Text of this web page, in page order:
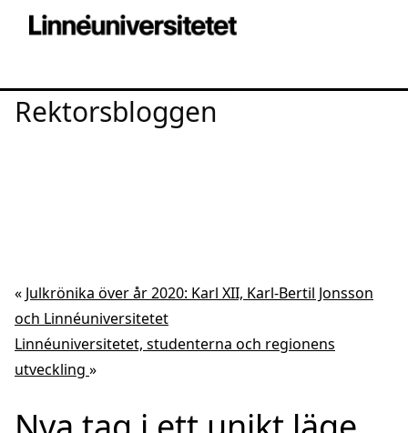
Rektorsbloggen
« Julkrönika över år 2020: Karl XII, Karl-Bertil Jonsson
och Linnéuniversitetet
Linnéuniversitetet, studenterna och regionens
utveckling »